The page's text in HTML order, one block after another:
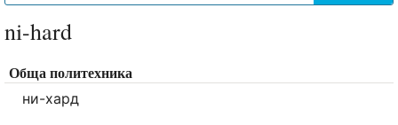
ni-hard
Обща политехника
ни-хард